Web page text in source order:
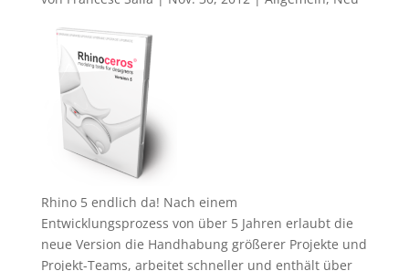
Rhino 5 endlich da! Nach einem
Entwicklungsprozess von über 5 Jahren erlaubt die
neue Version die Handhabung größerer Projekte und
Projekt-Teams, arbeitet schneller und enthält über